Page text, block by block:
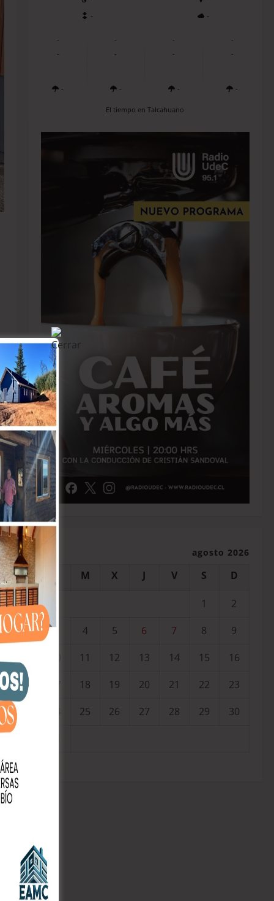
-
-
-
-
-
-
-
-
-
-
-
-
-
-
El tiempo en Talcahuano
agosto 2026
M X J V S D
1
2
3
4 5 6 7 8
9
11 12 13 14 15
16
18 19 20 21 22
23
25 26 27 28 29
30